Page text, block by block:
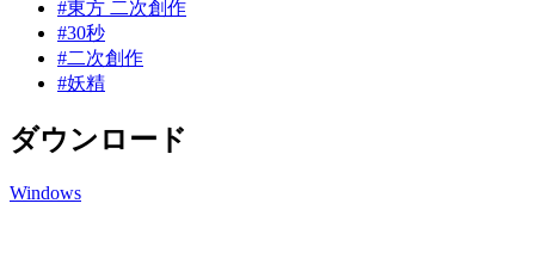
#東方 二次創作
#30秒
#二次創作
#妖精
ダウンロード
Windows